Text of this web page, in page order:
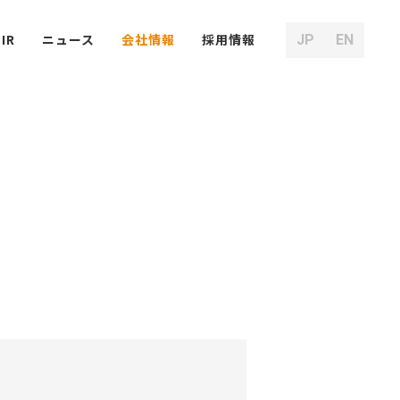
IR ニュース 会社情報 採用情報 JP EN